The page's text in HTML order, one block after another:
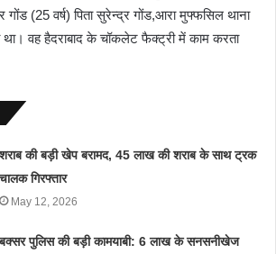
(25 वर्ष) पिता सुरेन्द्र गोंड,आरा मुफ्फसिल थाना
था। वह हैदराबाद के चॉकलेट फैक्ट्री में काम करता
शराब की बड़ी खेप बरामद, 45 लाख की शराब के साथ ट्रक
चालक गिरफ्तार
May 12, 2026
बक्सर पुलिस की बड़ी कामयाबी: 6 लाख के सनसनीखेज